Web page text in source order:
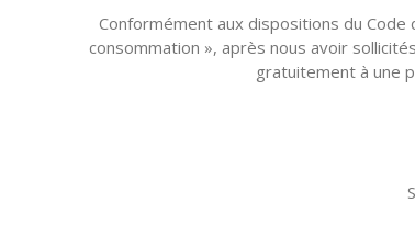
Conformément aux dispositions du
consommation », après nous avoir
gratuitement à une